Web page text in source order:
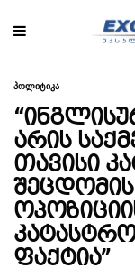
პოლიტიკა
არის
თავისი
ფაქტია”